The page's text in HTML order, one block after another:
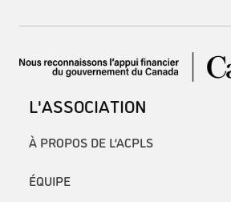
L'ASSOCIATION
À PROPOS DE L’ACPLS
ÉQUIPE